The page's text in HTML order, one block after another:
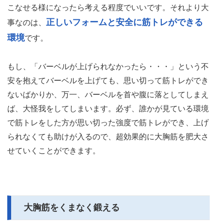
こなせる様になったら考える程度でいいです。それより大
事なのは、 正しいフォームと安全に筋トレができる
環境です。
もし、「バーベルが上げられなかったら・・・」という不
安を抱えてバーベルを上げても、思い切って筋トレができ
ないばかりか、万一、バーベルを首や腹に落としてしまえ
ば、大怪我をしてしまいます。必ず、誰かが見ている環境
で筋トレをした方が思い切った強度で筋トレができ、上げ
られなくても助けが入るので、超効果的に大胸筋を肥大さ
せていくことができます。
大胸筋をくまなく鍛える